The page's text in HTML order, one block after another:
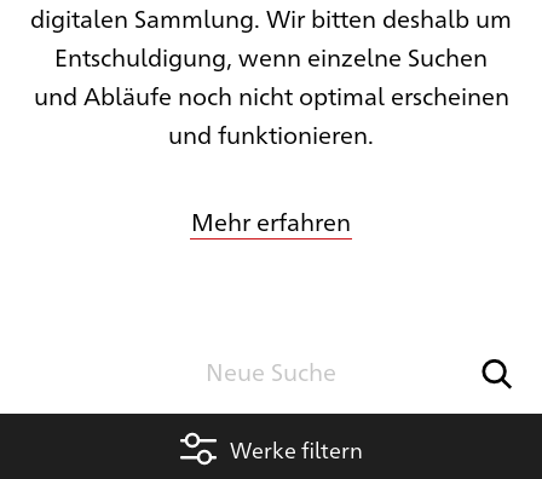
digitalen Sammlung. Wir bitten deshalb um
Entschuldigung, wenn einzelne Suchen
und Abläufe noch nicht optimal erscheinen
und funktionieren.
Mehr erfahren
Werke filtern